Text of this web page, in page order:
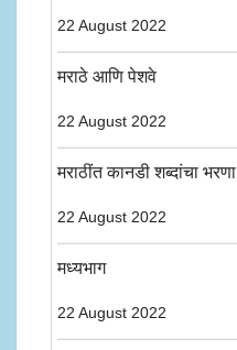
22 August 2022
मराठे आणि पेशवे
22 August 2022
मराठींत कानडी शब्दांचा भरणा
22 August 2022
मध्यभाग
22 August 2022